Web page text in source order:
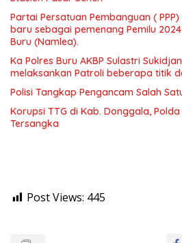
Partai Persatuan Pembanguan (
baru sebagai pemenang Pemilu
Buru (Namlea).
Ka Polres Buru AKBP Sulastri
melaksankan Patroli beberapa titik
Polisi Tangkap Pengancam Salah
Korupsi TTG di Kab. Donggala,
Tersangka
Post Views: 445